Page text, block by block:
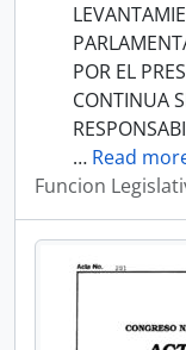
POR EL
CONTINUA
… Read
Funcion